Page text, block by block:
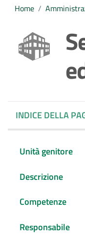
Home /
INDICE DELLA
Unità genitore
Descrizione
Competenze
Responsabile